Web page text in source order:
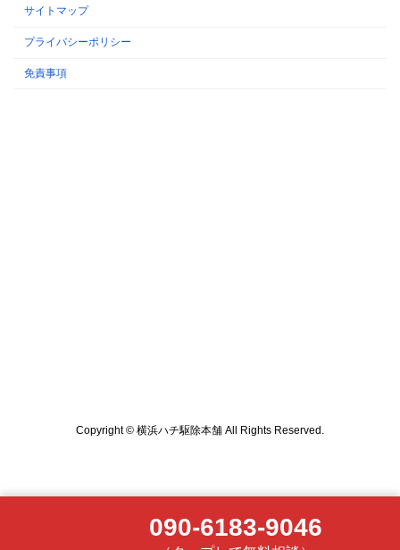
サイトマップ
プライバシーポリシー
免責事項
090-6183-9046
Copyright © 横浜ハチ駆除本舗 All Rights Reserved.